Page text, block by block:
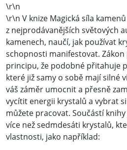
\r\n
\r\n V knize Magická síla
z nejprodávanějších světových
kamenech, naučí, jak používat
schopnosti manifestovat.
principu, že podobné přitahuje
které již samy o sobě mají silné
váš záměr umocnit a přesně
vycítit energii krystalů a vybrat
můžete pracovat. Součástí
více než sedmdesáti krystalů,
vlastnosti, jako například: